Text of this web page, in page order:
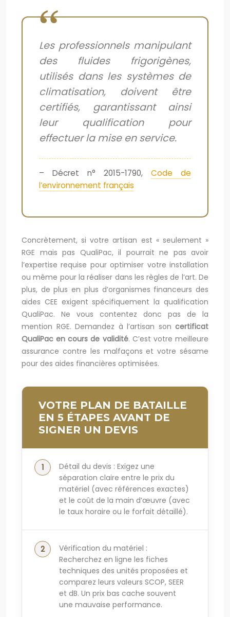
Les professionnels manipulant
des fluides frigorigènes,
utilisés dans les systèmes de
climatisation, doivent être
certifiés, garantissant ainsi
leur qualification pour
effectuer la mise en service.
– Décret n° 2015-1790, Code de
l’environnement français
Concrètement, si votre artisan est « seulement »
RGE mais pas QualiPac, il pourrait ne pas avoir
l’expertise requise pour optimiser votre installation
ou même pour la réaliser dans les règles de l’art. De
plus, de plus en plus d’organismes financeurs des
aides CEE exigent spécifiquement la qualification
QualiPac. Ne vous contentez donc pas de la
mention RGE. Demandez à l’artisan son certificat
QualiPac en cours de validité. C’est votre meilleure
assurance contre les malfaçons et votre sésame
pour des aides financières optimisées.
VOTRE PLAN DE BATAILLE
EN 5 ÉTAPES AVANT DE
SIGNER UN DEVIS
Détail du devis : Exigez une
séparation claire entre le prix du
matériel (avec références exactes)
et le coût de la main d’œuvre (avec
le taux horaire ou le forfait détaillé).
Vérification du matériel :
Recherchez en ligne les fiches
techniques des unités proposées et
comparez leurs valeurs SCOP, SEER
et dB. Un prix bas cache souvent
une mauvaise performance.